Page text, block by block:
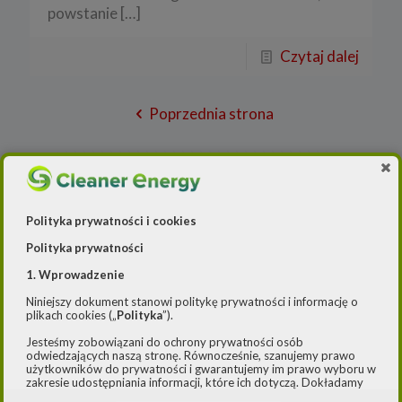
powstanie […]
Czytaj dalej
Poprzednia strona
17
33
34 35 36 37 38 39
40
42 43
49
50 51 52 53 54 55
56
57
58 59 60 61 62 63
64
Polityka prywatności i cookies
Polityka prywatności
1. Wprowadzenie
Niniejszy dokument stanowi politykę prywatności i informację o
plikach cookies („Polityka”).
Jesteśmy zobowiązani do ochrony prywatności osób
odwiedzających naszą stronę. Równocześnie, szanujemy prawo
użytkowników do prywatności i gwarantujemy im prawo wyboru w
zakresie udostępniania informacji, które ich dotyczą. Dokładamy